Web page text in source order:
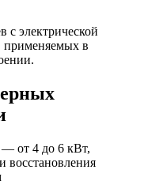
с электрической
применяемых в
— от 4 до 6 кВт,
восстановления